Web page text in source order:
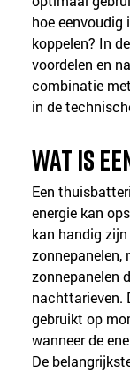
hoe
koppelen? In
voordelen en
combinatie
in de
Wat is
Een
energie kan
kan handig
zonnepanelen,
zonnepanelen
nachttarieven.
gebruikt op
wanneer de
De